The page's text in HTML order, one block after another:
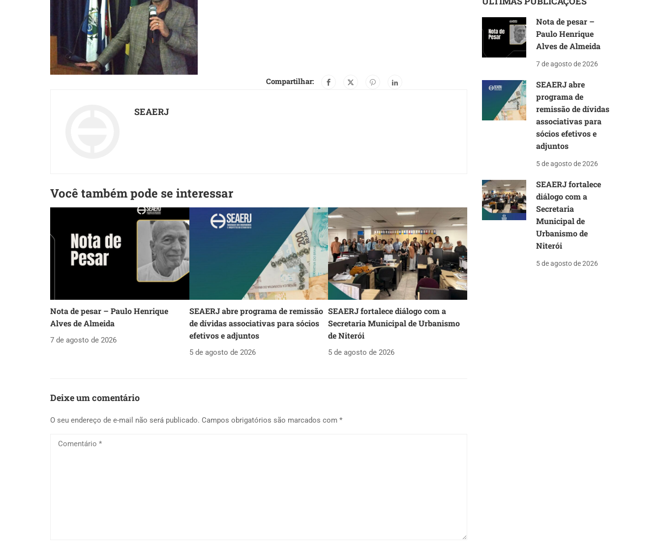
Compartilhar:
SEAERJ
Você também pode se interessar
Nota de pesar – Paulo Henrique
Alves de Almeida
7 de agosto de 2026
SEAERJ abre programa de remissão
de dívidas associativas para sócios
efetivos e adjuntos
5 de agosto de 2026
SEAERJ fortalece diálogo com a
Secretaria Municipal de Urbanismo
de Niterói
5 de agosto de 2026
Deixe um comentário
O seu endereço de e-mail não será publicado. Campos obrigatórios são marcados com *
Nota de pesar –
Paulo Henrique
Alves de Almeida
7 de agosto de 2026
SEAERJ abre
programa de
remissão de dívidas
associativas para
sócios efetivos e
adjuntos
5 de agosto de 2026
SEAERJ fortalece
diálogo com a
Secretaria
Municipal de
Urbanismo de
Niterói
5 de agosto de 2026